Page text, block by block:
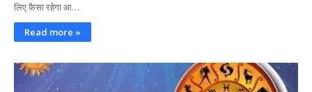
लिए कैसा रहेगा आ…
Read more »